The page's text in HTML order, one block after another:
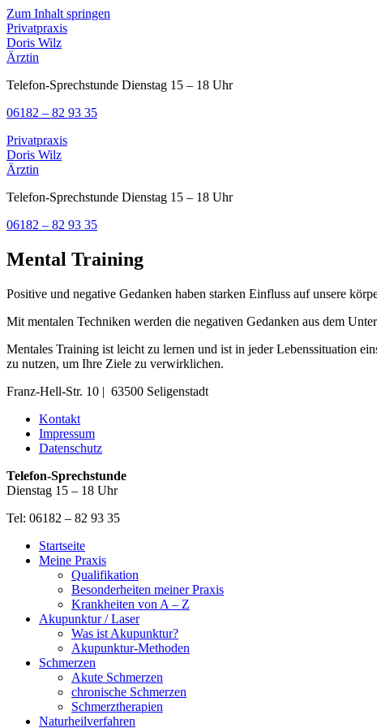
Zum Inhalt springen
Privatpraxis
Doris Wilz
Ärztin
Telefon-Sprechstunde Dienstag 15 – 18 Uhr
06182 – 82 93 35
Privatpraxis
Doris Wilz
Ärztin
Telefon-Sprechstunde Dienstag 15 – 18 Uhr
06182 – 82 93 35
Mental Training
Positive und negative Gedanken haben starken Einfluss auf unsere
Mit mentalen Techniken werden die negativen Gedanken aus dem
Mentales Training ist leicht zu lernen und ist in jeder Lebenssituation
zu nutzen, um Ihre Ziele zu verwirklichen.
Franz-Hell-Str. 10 | 63500 Seligenstadt
Kontakt
Impressum
Datenschutz
Telefon-Sprechstunde
Dienstag 15 – 18 Uhr
Tel: 06182 – 82 93 35
Startseite
Meine Praxis
Qualifikation
Besonderheiten meiner Praxis
Krankheiten von A – Z
Akupunktur / Laser
Was ist Akupunktur?
Akupunktur-Methoden
Schmerzen
Akute Schmerzen
chronische Schmerzen
Schmerztherapien
Naturheilverfahren